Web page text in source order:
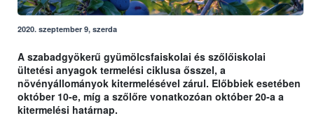
2020. szeptember 9, szerda
A szabadgyökerű gyümölcsfaiskolai és szőlőiskolai
ültetési anyagok termelési ciklusa ősszel, a
növényállományok kitermelésével zárul. Előbbiek esetében
október 10-e, míg a szőlőre vonatkozóan október 20-a a
kitermelési határnap.